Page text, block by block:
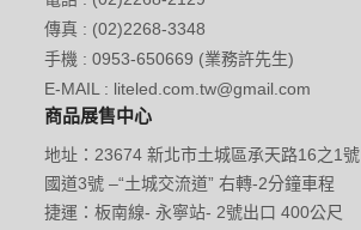
傳真 : (02)2268-3348
手機 : 0953-650669 (業務許先生)
E-MAIL : liteled.com.tw@gmail.com
商品展售中心
地址：23674 新北市土城區承天路16之1號
國道3號 –“土城交流道” 右轉-2分鐘車程
捷運：板南線- 永寧站- 2號出口 400公尺